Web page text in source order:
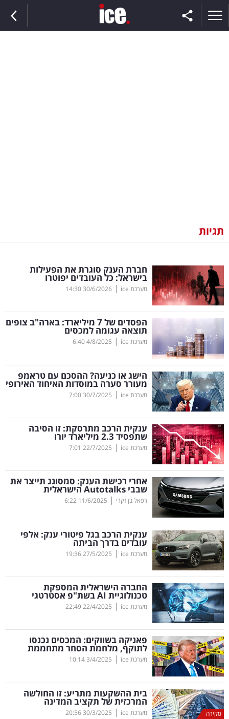
וצרכנות
דיגיטל
וטק
שיווק
ופרסום
משפט
מדדים
ומחקרים
דעות
רכילות
עסקית
קריפטו
ויראלי
טלוויזיה
עסקי
ספורט
קריירה
ולימודים
מינויים
רייטינג
רכב
בריאות
תגיות
חברת הענק סוגרת את הפעילות
בישראל: כל העובדים יפוטרו
מערכת ice |
30/6/2026
14:30
הפסדים של 7 מיליארד: בארה"ב צופים
תוצאה עגומה למכסים
מערכת ice |
4/8/2025
6:40
הישג או כניעה? ההסכם עם טראמפ
מעורר סערה במוסדות האיחוד האירופי
מערכת ice |
30/7/2025
7:00
ענקית הרכב מתרסקת: זו הסיבה
שתפסיד 2.3 מיליארד יורו
מערכת ice |
22/7/2025
7:01
אחרי רכישת הענק: סמסונג תייצר את
שבבי Autotalksהישראלית
רפאל בן זקרי |
11/6/2025
6:22
ענקית הרכב בגל פיטורי ענק: אלפי
עובדים בדרך הביתה
מערכת ice |
27/5/2025
19:36
החברה הישראלית המספקת
טכנולוגיית AIבשת"פ אסטרטגי
מערכת ice |
22/4/2025
22:49
פאניקה בשווקים: המכסים נכנסו
לתוקף, מלחמת הסחר מתחממת
מערכת ice |
3/4/2025
10:14
סקירה
בית ההשקעות מתריע: זו החולשה
המרכזית של תקציב המדינה
מערכת ice |
30/3/2025
20:56